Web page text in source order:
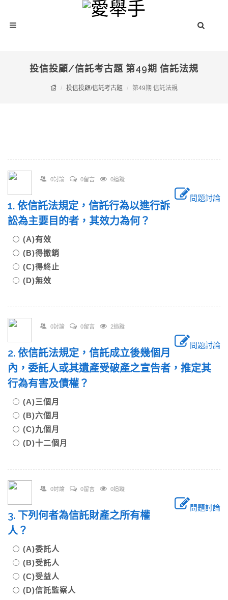
投信投顧/信託考古題 第49期 信託法規
投信投顧/信託考古題 第49期 信託法規
0討論 0留言 0追蹤
問題討論
1. 依信託法規定，信託行為以進行訴
訟為主要目的者，其效力為何？
(A)有效
(B)得撤銷
(C)得終止
(D)無效
0討論 0留言 2追蹤
問題討論
2. 依信託法規定，信託成立後幾個月
內，委託人或其遺產受破產之宣告者，推定其
行為有害及債權？
(A)三個月
(B)六個月
(C)九個月
(D)十二個月
0討論 0留言 0追蹤
問題討論
3. 下列何者為信託財產之所有權
人？
(A)委託人
(B)受託人
(C)受益人
(D)信託監察人